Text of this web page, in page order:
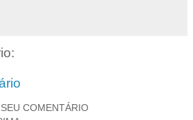
COMENTÁRIO